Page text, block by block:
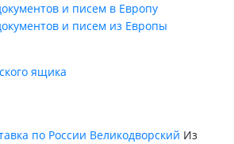
и писем в Европу
и писем из Европы
ящика
по России Великодворский Из